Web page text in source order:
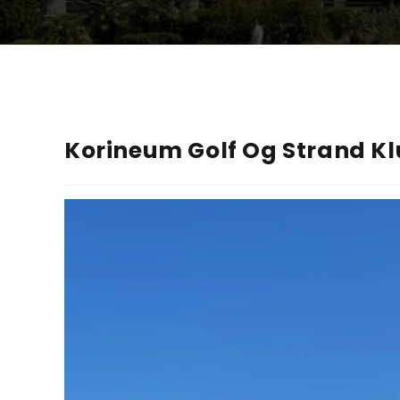
Korineum Golf Og Strand